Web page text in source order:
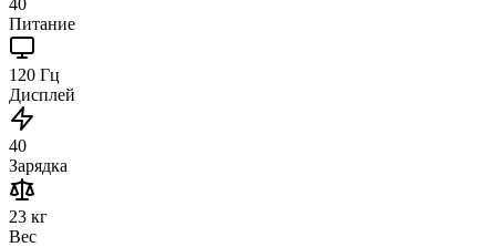
Питание
120 Гц
Дисплей
40
Зарядка
23 кг
Вес